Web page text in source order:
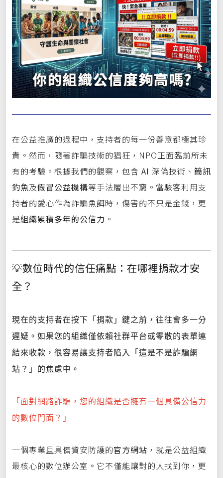
在公益推廣的過程中，支持者的每一份善意都極其珍
貴。然而，隨著詐騙技術的猖狂， NPO正面臨前所未
有的考驗。根據我們的觀察，包含 AI 深偽技術 、 簡訊
釣魚及假冒公益機構等手法層出不窮。當駭客利用支
持者的愛心作為詐騙魚餌時，傷害的不只是金錢，更
是組織累積多年的公信力 。
💡數位時代的信任痛點：在哪裡捐款才安
全？
現在的支持者在按下「捐款」鍵之前，往往會多一分
遲疑。如果您的組織僅依賴社群平台或零散的表單連
結來收款，很容易讓支持者陷入「這是不是詐騙網
站？」的焦慮中。
「面對網路詐騙，您的組織是否擁有一個具備公信力
的數位門面？」
一個專業且具備資安防護的官方網站 ，就是公益組織
最核心的數位辦公室。它不僅能讓對的人找到你，更